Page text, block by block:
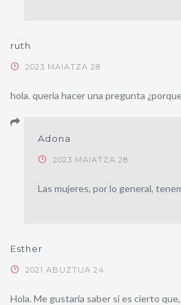
ruth
2023 MAIATZA 28
hola. queria hacer una pregunta
Adona
2023 MAIATZA 28
Las mujeres, por lo general,
Esther
2021 ABUZTUA 24
Hola. Me gustaría saber si es cierto